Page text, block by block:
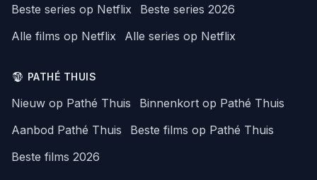
Beste series op Netflix
Beste series 2026
Alle films op Netflix
Alle series op Netflix
PATHÉ THUIS
Nieuw op Pathé Thuis
Binnenkort op Pathé Thuis
Aanbod Pathé Thuis
Beste films op Pathé Thuis
Beste films 2026